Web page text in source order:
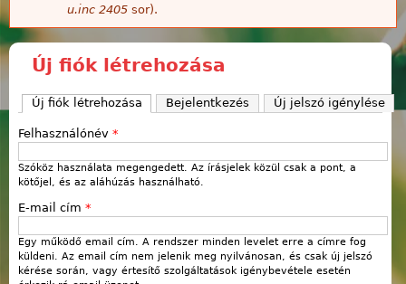
u.inc 2405 sor).
Új fiók létrehozása
Új fiók létrehozása (aktív fül)
Bejelentkezés Új jelszó igénylése
Felhasználónév *
Szóköz használata megengedett. Az írásjelek közül csak a pont, a
kötőjel, és az aláhúzás használható.
E-mail cím *
Egy működő email cím. A rendszer minden levelet erre a címre fog
küldeni. Az email cím nem jelenik meg nyilvánosan, és csak új jelszó
kérése során, vagy értesítő szolgáltatások igénybevétele esetén